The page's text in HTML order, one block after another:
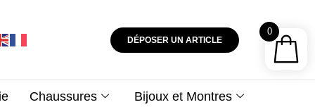
DÉPOSER UN ARTICLE
Chaussures
Bijoux et Montres
0